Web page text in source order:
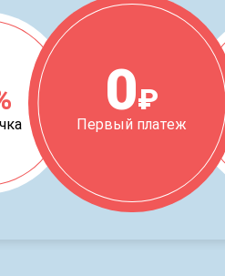
0₽
Первый платеж